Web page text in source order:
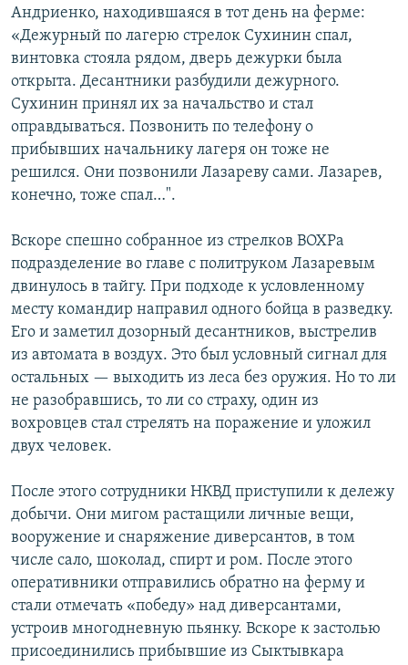
Андриенко, находившаяся в тот день на ферме:
«Дежурный по лагерю стрелок Сухинин спал,
винтовка стояла рядом, дверь дежурки была
открыта. Десантники разбудили дежурного.
Сухинин принял их за начальство и стал
оправдываться. Позвонить по телефону о
прибывших начальнику лагеря он тоже не
решился. Они позвонили Лазареву сами. Лазарев,
конечно, тоже спал…".
Вскоре спешно собранное из стрелков ВОХРа
подразделение во главе с политруком Лазаревым
двинулось в тайгу. При подходе к условленному
месту командир направил одного бойца в разведку.
Его и заметил дозорный десантников, выстрелив
из автомата в воздух. Это был условный сигнал для
остальных — выходить из леса без оружия. Но то ли
не разобравшись, то ли со страху, один из
вохровцев стал стрелять на поражение и уложил
двух человек.
После этого сотрудники НКВД приступили к дележу
добычи. Они мигом растащили личные вещи,
вооружение и снаряжение диверсантов, в том
числе сало, шоколад, спирт и ром. После этого
оперативники отправились обратно на ферму и
стали отмечать «победу» над диверсантами,
устроив многодневную пьянку. Вскоре к застолью
присоединились прибывшие из Сыктывкара